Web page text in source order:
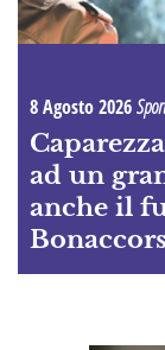
8 Agosto 2026
ad un
anche il